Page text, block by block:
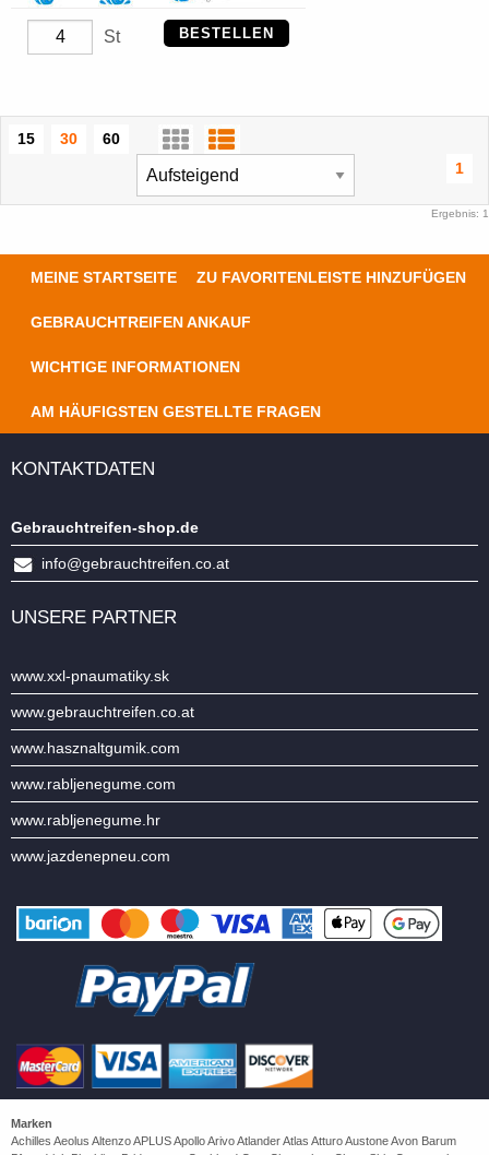
St BESTELLEN
15 30
60
1
Ergebnis: 1
MEINE STARTSEITE ZU FAVORITENLEISTE HINZUFÜGEN
GEBRAUCHTREIFEN ANKAUF
WICHTIGE INFORMATIONEN
AM HÄUFIGSTEN GESTELLTE FRAGEN
KONTAKTDATEN
Gebrauchtreifen-shop.de
info@gebrauchtreifen.co.at
UNSERE PARTNER
www.xxl-pnaumatiky.sk
www.gebrauchtreifen.co.at
www.hasznaltgumik.com
www.rabljenegume.com
www.rabljenegume.hr
www.jazdenepneu.com
Marken
Achilles Aeolus Altenzo APLUS Apollo Arivo Atlander Atlas Atturo Austone Avon Barum